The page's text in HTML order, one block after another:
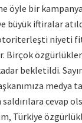
öyle bir
büyük iftiralar
niyeti
Birçok
bekletildi.
medya
saldırılara cevap
Türkiye